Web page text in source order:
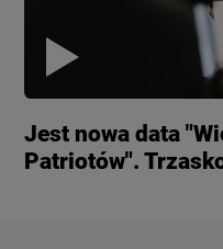
Jest nowa data
Patriotów".